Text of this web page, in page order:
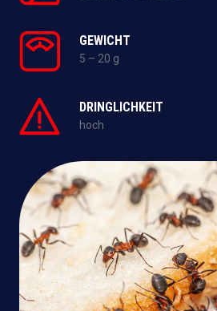
GEWICHT
5 – 20 g
DRINGLICHKEIT
hoch